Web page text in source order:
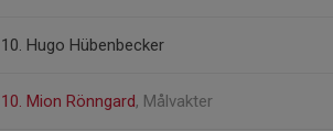
10. Hugo Hübenbecker
10. Mion Rönngard, Målvakter